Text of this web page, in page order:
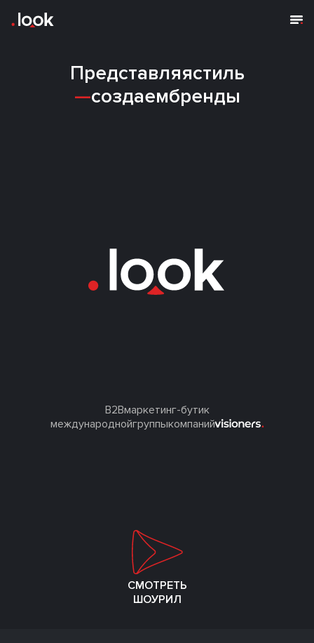
СМОТРЕТЬ
ШОУРИЛ
B2Bмаркетинг-бутик
международнойгруппыкомпаний
Представляястиль
—создаембренды